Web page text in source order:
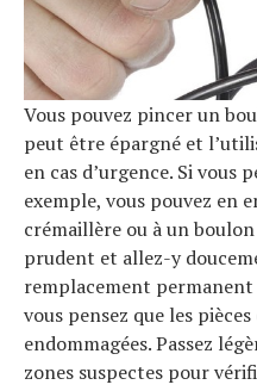
Vous pouvez pincer un
peut être épargné et
en cas d’urgence. Si vous
exemple, vous pouvez en
crémaillère ou à un
prudent et allez-y
remplacement
vous pensez que les
endommagées. Passez
zones suspectes pour